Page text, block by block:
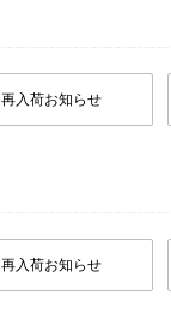
再入荷お知らせ
再入荷お知らせ